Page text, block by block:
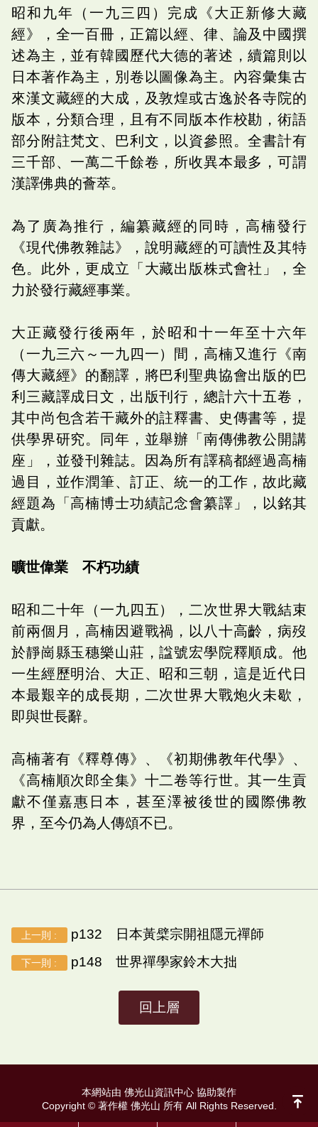
昭和九年（一九三四）完成《大正新修大藏
經》，全一百冊，正篇以經、律、論及中國撰
述為主，並有韓國歷代大德的著述，續篇則以
日本著作為主，別卷以圖像為主。內容彙集古
來漢文藏經的大成，及敦煌或古逸於各寺院的
版本，分類合理，且有不同版本作校勘，術語
部分附註梵文、巴利文，以資參照。全書計有
三千部、一萬二千餘卷，所收異本最多，可謂
漢譯佛典的薈萃。
為了廣為推行，編纂藏經的同時，高楠發行
《現代佛教雜誌》，說明藏經的可讀性及其特
色。此外，更成立「大藏出版株式會社」，全
力於發行藏經事業。
大正藏發行後兩年，於昭和十一年至十六年
（一九三六～一九四一）間，高楠又進行《南
傳大藏經》的翻譯，將巴利聖典協會出版的巴
利三藏譯成日文，出版刊行，總計六十五卷，
其中尚包含若干藏外的註釋書、史傳書等，提
供學界研究。同年，並舉辦「南傳佛教公開講
座」，並發刊雜誌。因為所有譯稿都經過高楠
過目，並作潤筆、訂正、統一的工作，故此藏
經題為「高楠博士功績記念會纂譯」，以銘其
貢獻。
曠世偉業 不朽功績
昭和二十年（一九四五），二次世界大戰結束
前兩個月，高楠因避戰禍，以八十高齡，病歿
於靜崗縣玉穗樂山莊，諡號宏學院釋順成。他
一生經歷明治、大正、昭和三朝，這是近代日
本最艱辛的成長期，二次世界大戰炮火未歇，
即與世長辭。
高楠著有《釋尊傳》、《初期佛教年代學》、
《高楠順次郎全集》十二卷等行世。其一生貢
獻不僅嘉惠日本，甚至澤被後世的國際佛教
界，至今仍為人傳頌不已。
上一則 : p132 日本黃檗宗開祖隱元禪師
下一則 : p148 世界禪學家鈴木大拙
回上層
本網站由 佛光山資訊中心 協助製作
Copyright © 著作權 佛光山 所有 All Rights Reserved.